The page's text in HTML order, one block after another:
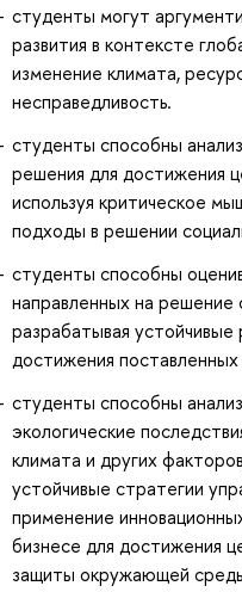
студенты могут
развития в контексте
изменение климата,
несправедливость.
студенты способны
решения для достижения
используя критическое
подходы в решении
студенты способны
направленных на решение
разрабатывая
достижения
студенты способны
экологические
климата и других
устойчивые стратегии
применение
бизнесе для достижения
защиты окружающей